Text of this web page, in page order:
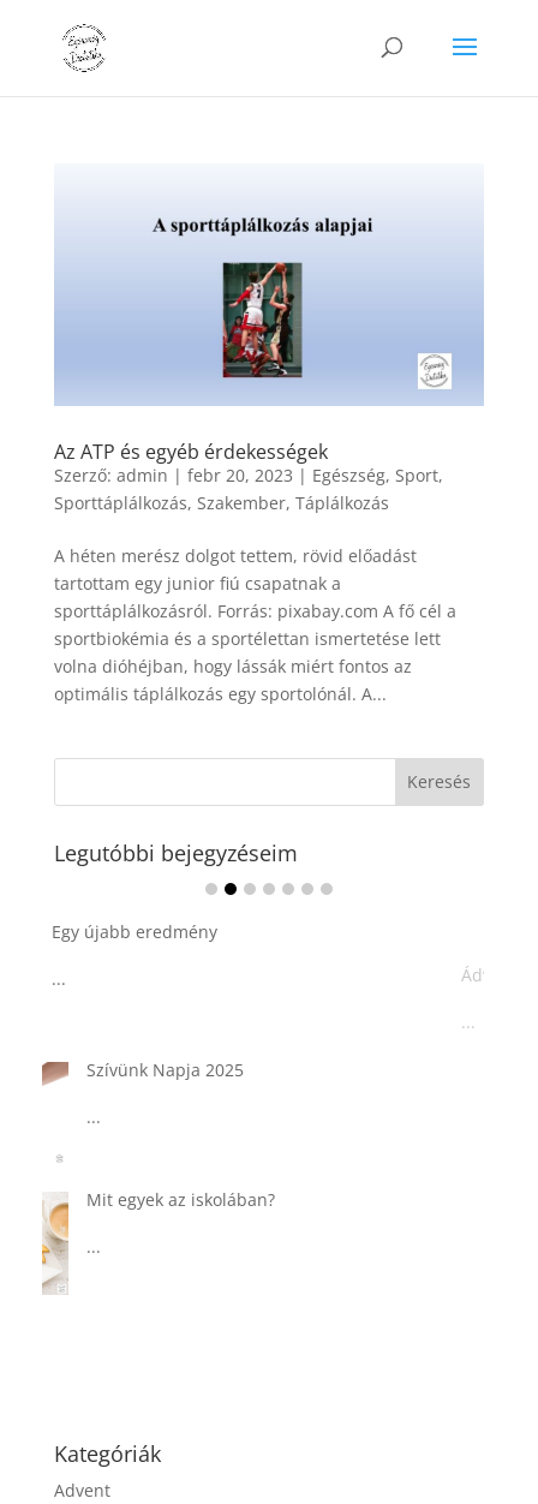
Az ATP és egyéb érdekességek
Szerző: admin | febr 20, 2023 | Egészség, Sport,
Sporttáplálkozás, Szakember, Táplálkozás
A héten merész dolgot tettem, rövid előadást
tartottam egy junior fiú csapatnak a
sporttáplálkozásról. Forrás: pixabay.com A fő cél a
sportbiokémia és a sportélettan ismertetése lett
volna dióhéjban, hogy lássák miért fontos az
optimális táplálkozás egy sportolónál. A...
Legutóbbi bejegyzéseim
Ádvent 1. vasárnapja🌟
Tárkonyos csirkeragu leves
Kategóriák
Advent